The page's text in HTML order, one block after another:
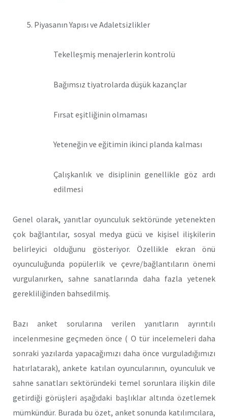
Piyasanın Yapısı ve Adaletsizlikler
Tekelleşmiş menajerlerin kontrolü
Bağımsız tiyatrolarda düşük kazançlar
Fırsat eşitliğinin olmaması
Yeteneğin ve eğitimin ikinci planda kalması
Çalışkanlık ve disiplinin genellikle göz ardı
edilmesi
Genel olarak, yanıtlar oyunculuk sektöründe yetenekten
çok bağlantılar, sosyal medya gücü ve kişisel ilişkilerin
belirleyici olduğunu gösteriyor. Özellikle ekran önü
oyunculuğunda popülerlik ve çevre/bağlantıların önemi
vurgulanırken, sahne sanatlarında daha fazla yetenek
gerekliliğinden bahsedilmiş.
Bazı anket sorularına verilen yanıtların ayrıntılı
incelenmesine geçmeden önce ( O tür incelemeleri daha
sonraki yazılarda yapacağımızı daha önce vurguladığımızı
hatırlatarak), ankete katılan oyuncularının, oyunculuk ve
sahne sanatları sektöründeki temel sorunlara ilişkin dile
getirdiği görüşleri aşağıdaki başlıklar altında özetlemek
mümkündür. Burada bu özet, anket sonunda katılımcılara,